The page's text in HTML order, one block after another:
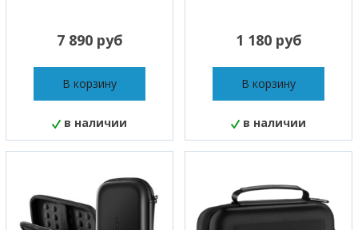
7 890 руб
В корзину
в наличии
1 180 руб
В корзину
в наличии